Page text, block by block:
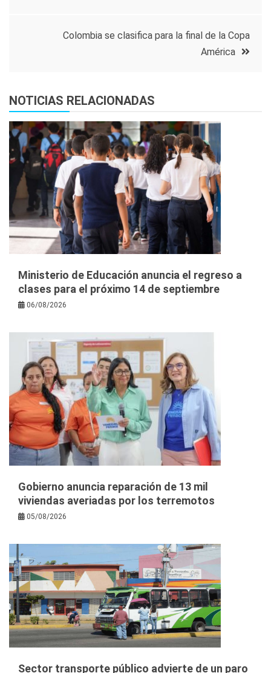
entradasColombia se clasifica para la final de la Copa
América
NOTICIAS RELACIONADAS
Ministerio de Educación anuncia el regreso a
clases para el próximo 14 de septiembre
06/08/2026
Gobierno anuncia reparación de 13 mil
viviendas averiadas por los terremotos
05/08/2026
Sector transporte público advierte de un paro